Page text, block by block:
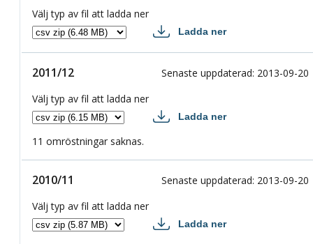
Välj typ av fil att ladda ner
Ladda ner
2011/12
2011/12 Senaste uppdaterad: 2013-09-20
Välj typ av fil att ladda ner
Ladda ner
11 omröstningar saknas.
2010/11
2010/11 Senaste uppdaterad: 2013-09-20
Välj typ av fil att ladda ner
Ladda ner